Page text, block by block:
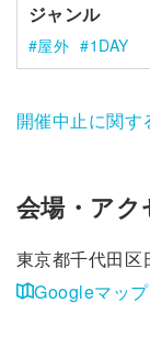
ジャンル
屋外 1DAY
開催中止に関す
会場・アク
東京都千代田区
Googleマップ